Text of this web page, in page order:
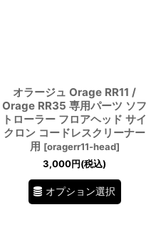
オラージュ Orage RR11 /
Orage RR35 専用パーツ ソフ
トローラー フロアヘッド サイ
クロン コードレスクリーナー
用 [oragerr11-head]
3,000円(税込)
オプション選択